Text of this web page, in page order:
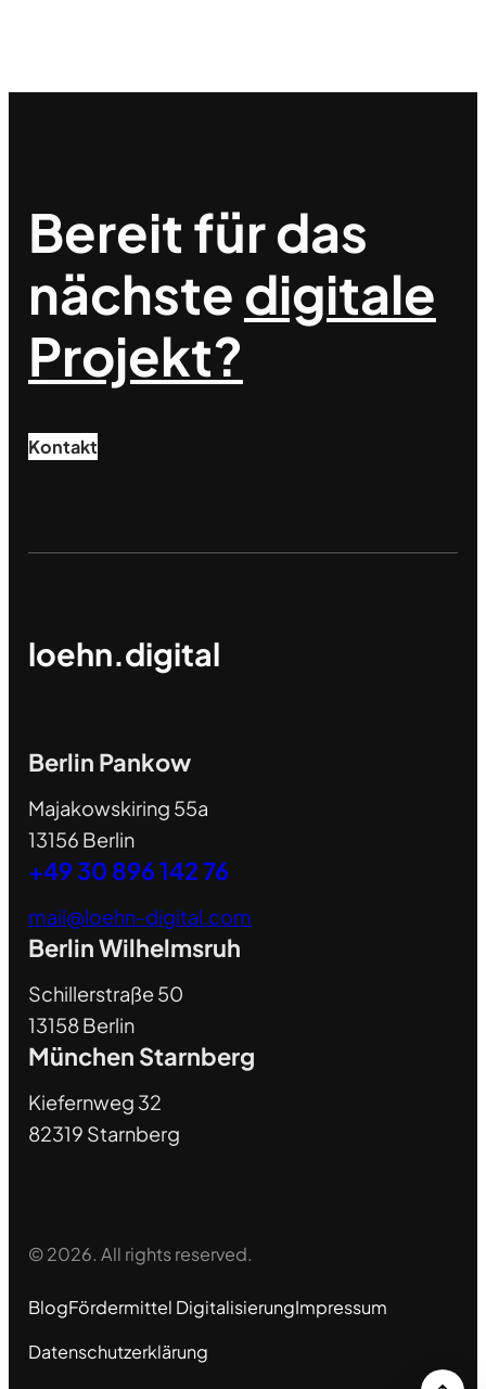
Bereit für das
nächstedigitale
Projekt?
Kontakt
loehn.digital
Berlin Pankow
Majakowskiring 55a
13156 Berlin
+49 30 896 142 76
mail@loehn-digital.com
Berlin Wilhelmsruh
Schillerstraße 50
13158 Berlin
München Starnberg
Kiefernweg 32
82319 Starnberg
© 2026. All rights reserved.
BlogFördermittel DigitalisierungImpressum
Datenschutzerklärung